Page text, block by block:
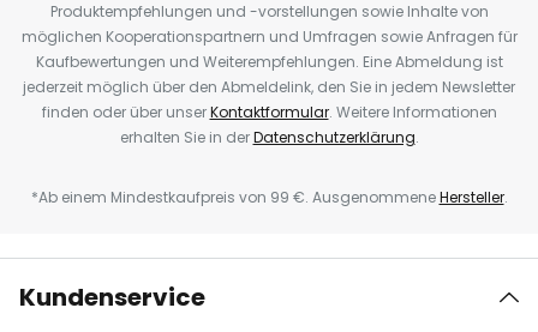
Produktempfehlungen und -vorstellungen sowie Inhalte von
möglichen Kooperationspartnern und Umfragen sowie Anfragen für
Kaufbewertungen und Weiterempfehlungen. Eine Abmeldung ist
jederzeit möglich über den Abmeldelink, den Sie in jedem Newsletter
finden oder über unserKontaktformular. Weitere Informationen
erhalten Sie in derDatenschutzerklärung.
*Ab einem Mindestkaufpreis von 99 €. AusgenommeneHersteller.
Kundenservice